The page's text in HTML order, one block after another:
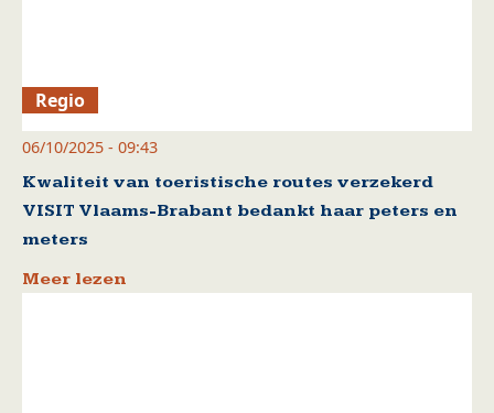
Regio
06/10/2025 - 09:43
Kwaliteit van toeristische routes verzekerd
VISIT Vlaams-Brabant bedankt haar peters en
meters
Meer lezen